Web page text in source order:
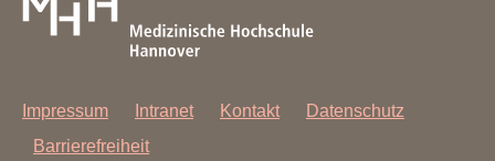
Impressum Intranet Kontakt
Datenschutz
Barrierefreiheit